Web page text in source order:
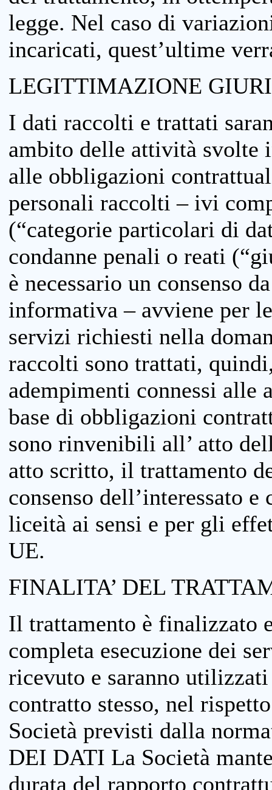
legge. Nel caso di
incaricati, quest’ultime
LEGITTIMAZIONE
I dati raccolti e trattati
ambito delle attività svolte
alle obbligazioni
personali raccolti – ivi
(“categorie particolari di
condanne penali o reati
è necessario un consenso
informativa – avviene per
servizi richiesti nella
raccolti sono trattati,
adempimenti connessi
base di obbligazioni
sono rinvenibili all’ atto
atto scritto, il trattamento
consenso dell’interessato
liceità ai sensi e per gli
UE.
FINALITA’ DEL
Il trattamento è finalizzato
completa esecuzione dei
ricevuto e saranno
contratto stesso, nel
Società previsti dalla
DEI DATI La Società
durata del rapporto